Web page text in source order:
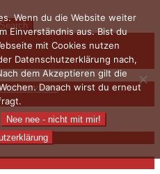
Wenn du die Website weiter
Einverständnis aus. Bist du
mit Cookies nutzen
Datenschutzerklärung nach,
dem Akzeptieren gilt die
Danach wirst du erneut
Nee nee - nicht mit mir!